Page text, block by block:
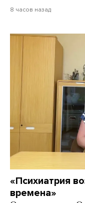
8 часов назад
«Психиатрия
времена»